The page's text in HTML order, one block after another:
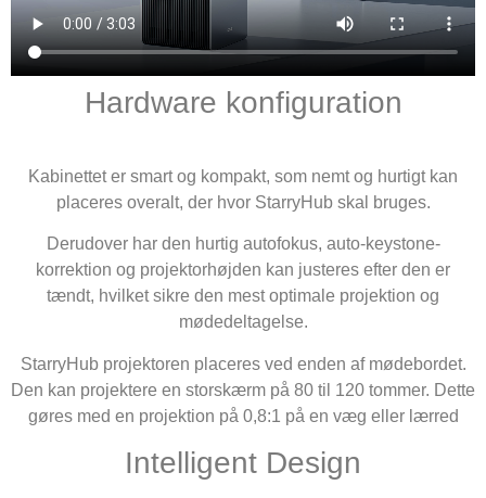
Hardware konfiguration
Kabinettet er smart og kompakt, som nemt og hurtigt kan
placeres overalt, der hvor StarryHub skal bruges.
Derudover har den hurtig autofokus, auto-keystone-
korrektion og projektorhøjden kan justeres efter den er
tændt, hvilket sikre den mest optimale projektion og
mødedeltagelse.
StarryHub projektoren placeres ved enden af mødebordet.
Den kan projektere en storskærm på 80 til 120 tommer. Dette
gøres med en projektion på 0,8:1 på en væg eller lærred
Intelligent Design